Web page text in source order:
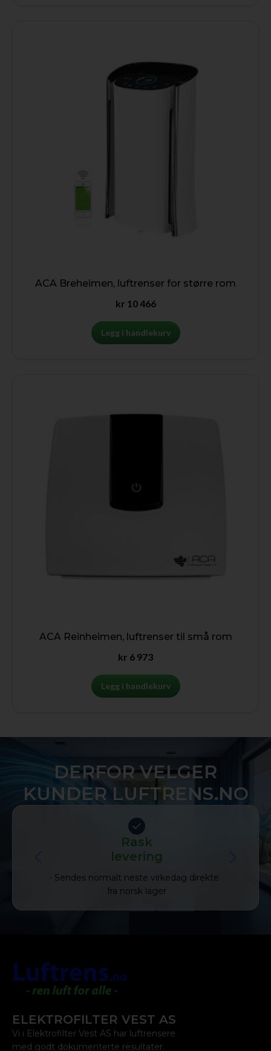
ACA Breheimen, luftrenser for større rom
kr 10 466
Legg i handlekurv
ACA Reinheimen, luftrenser til små rom
kr 6 973
Legg i handlekurv
DERFOR VELGER
KUNDER LUFTRENS.NO
Rask
levering
Sendes normalt neste virkedag direkte
fra norsk lager
ELEKTROFILTER VEST AS
Vi i Elektrofilter Vest AS har luftrensere
med godt dokumenterte resultater.